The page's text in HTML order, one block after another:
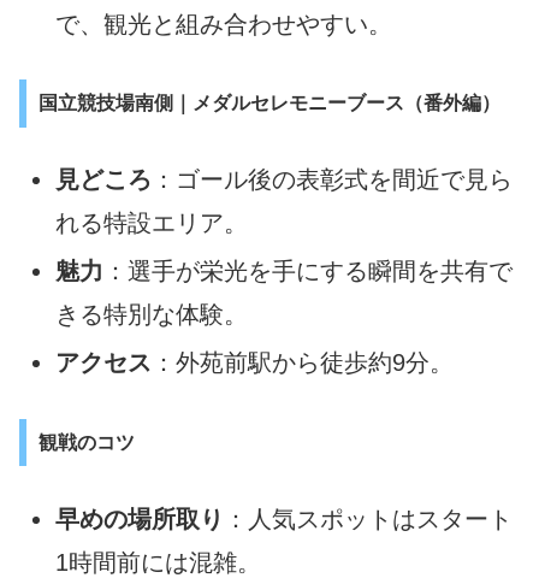
で、観光と組み合わせやすい。
国立競技場南側｜メダルセレモニーブース（番外編）
見どころ ：ゴール後の表彰式を間近で見ら
れる特設エリア。
魅力 ：選手が栄光を手にする瞬間を共有で
きる特別な体験。
アクセス ：外苑前駅から徒歩約9分。
観戦のコツ
早めの場所取り ：人気スポットはスタート
1時間前には混雑。